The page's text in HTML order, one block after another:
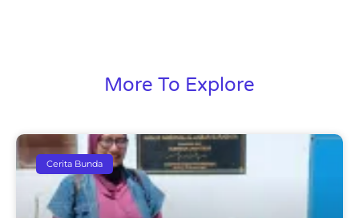
More To Explore
Cerita Bunda